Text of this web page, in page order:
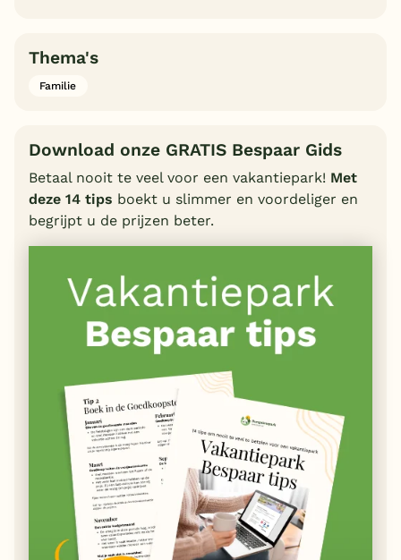
Thema's
Familie
Download onze GRATIS Bespaar Gids
Betaal nooit te veel voor een vakantiepark! Met
deze 14 tips boekt u slimmer en voordeliger en
begrijpt u de prijzen beter.